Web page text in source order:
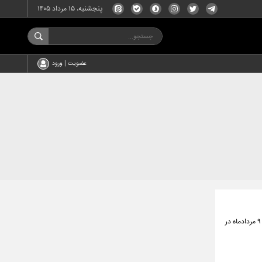
پنجشنبه، ۱۵ مرداد ۱۴۰۵
عضویت | ورود
روابط عمومی سپاه استان فارس از انفجار کنترل‌شده مهمات عمل نکرده از فردا صبح دوشنبه ۵ مردادماه تا جمعه ۹ مردادماه در